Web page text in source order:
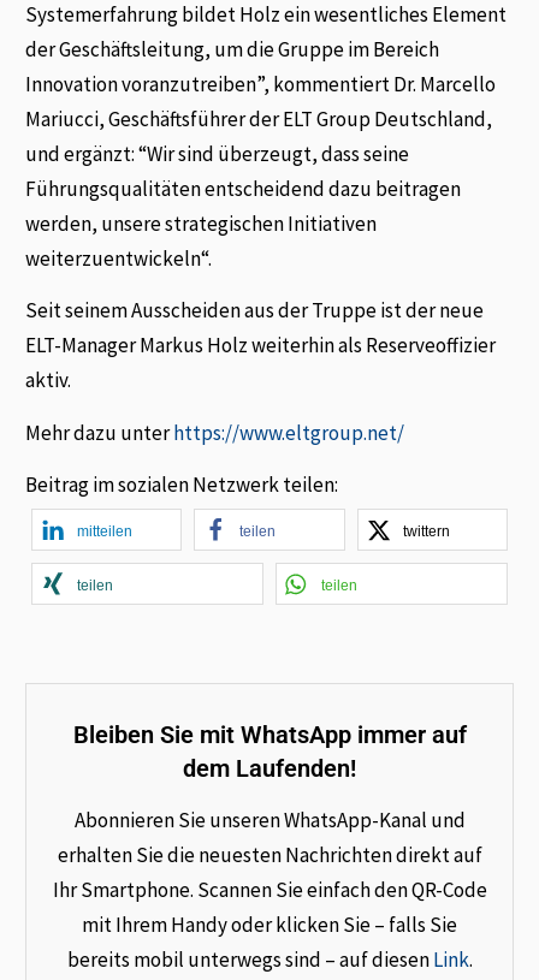
Systemerfahrung bildet Holz ein wesentliches Element
der Geschäftsleitung, um die Gruppe im Bereich
Innovation voranzutreiben”, kommentiert Dr. Marcello
Mariucci, Geschäftsführer der ELT Group Deutschland,
und ergänzt: “Wir sind überzeugt, dass seine
Führungsqualitäten entscheidend dazu beitragen
werden, unsere strategischen Initiativen
weiterzuentwickeln“.
Seit seinem Ausscheiden aus der Truppe ist der neue
ELT-Manager Markus Holz weiterhin als Reserveoffizier
aktiv.
Mehr dazu unterhttps://www.eltgroup.net/
Beitrag im sozialen Netzwerk teilen:
mitteilen teilen twittern
teilen teilen
Bleiben Sie mit WhatsApp immer auf
dem Laufenden!
Abonnieren Sie unseren WhatsApp-Kanal und
erhalten Sie die neuesten Nachrichten direkt auf
Ihr Smartphone. Scannen Sie einfach den QR-Code
mit Ihrem Handy oder klicken Sie – falls Sie
bereits mobil unterwegs sind – auf diesenLink.